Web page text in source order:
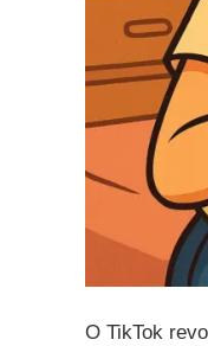
O TikTok